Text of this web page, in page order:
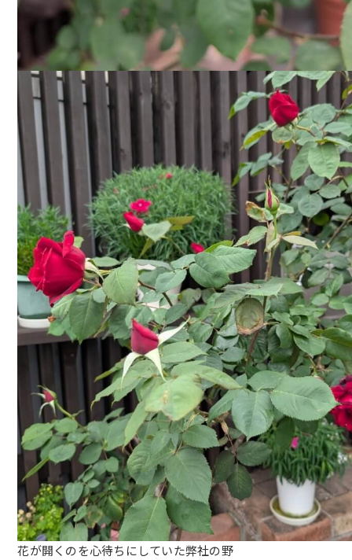
花が開くのを心待ちにしていた弊社の野